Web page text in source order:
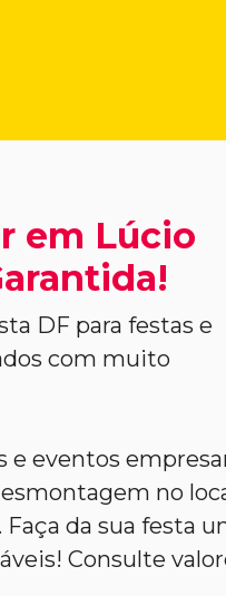
em Lúcio
DF para festas e
com muito
e eventos
no
da sua festa
Consulte